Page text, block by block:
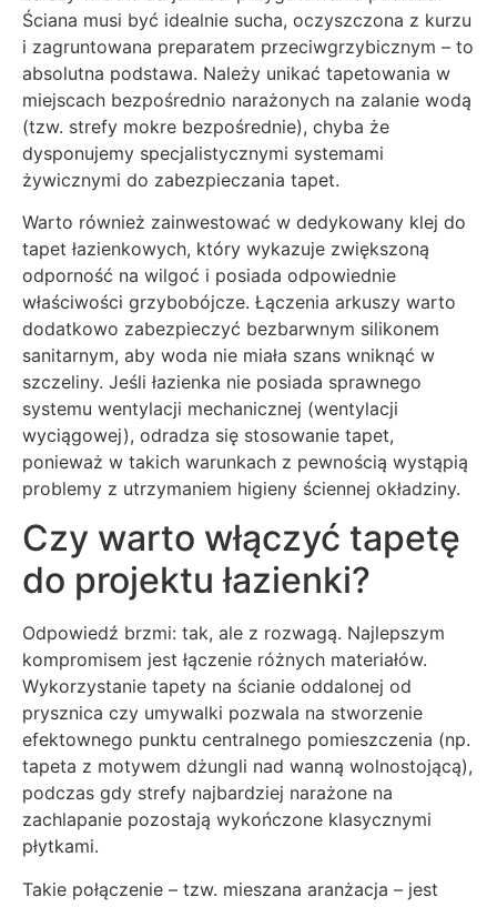
Ściana musi być idealnie sucha, oczyszczona z kurzu
i zagruntowana preparatem przeciwgrzybicznym – to
absolutna podstawa. Należy unikać tapetowania w
miejscach bezpośrednio narażonych na zalanie wodą
(tzw. strefy mokre bezpośrednie), chyba że
dysponujemy specjalistycznymi systemami
żywicznymi do zabezpieczania tapet.
Warto również zainwestować w dedykowany klej do
tapet łazienkowych, który wykazuje zwiększoną
odporność na wilgoć i posiada odpowiednie
właściwości grzybobójcze. Łączenia arkuszy warto
dodatkowo zabezpieczyć bezbarwnym silikonem
sanitarnym, aby woda nie miała szans wniknąć w
szczeliny. Jeśli łazienka nie posiada sprawnego
systemu wentylacji mechanicznej (wentylacji
wyciągowej), odradza się stosowanie tapet,
ponieważ w takich warunkach z pewnością wystąpią
problemy z utrzymaniem higieny ściennej okładziny.
Czy warto włączyć tapetę
do projektu łazienki?
Odpowiedź brzmi: tak, ale z rozwagą. Najlepszym
kompromisem jest łączenie różnych materiałów.
Wykorzystanie tapety na ścianie oddalonej od
prysznica czy umywalki pozwala na stworzenie
efektownego punktu centralnego pomieszczenia (np.
tapeta z motywem dżungli nad wanną wolnostojącą),
podczas gdy strefy najbardziej narażone na
zachlapanie pozostają wykończone klasycznymi
płytkami.
Takie połączenie – tzw. mieszana aranżacja – jest